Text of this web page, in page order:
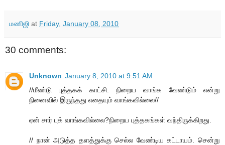
மணிஜி at Friday, January 08, 2010
30 comments:
Unknown January 8, 2010 at 9:51 AM
//மீண்டு புத்தகக் காட்சி. நிறைய வாங்க வேண்டும் என்று
நினைவில் இருந்தது எதையும் வாங்கவில்லை//
ஏன் சார் புக் வாங்கவில்லை?நிறைய புத்தகங்கள் வந்திருக்கிறது.
// நான் அடுத்த தளத்துக்கு செல்ல வேண்டிய கட்டாயம். சென்று